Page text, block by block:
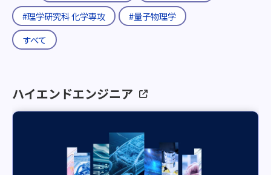
#理学研究科 化学専攻
#量子物理学
すべて
ハイエンドエンジニア